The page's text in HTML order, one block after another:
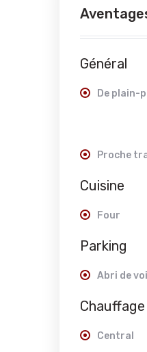
Général
De plain-
Proche
Cuisine
Four
Parking
Abri de
Chauffage
Central